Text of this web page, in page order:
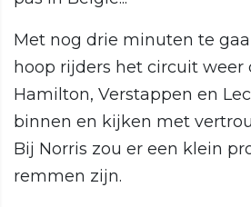
Met nog drie minuten te
hoop rijders het circuit weer
Hamilton, Verstappen en
binnen en kijken met
Bij Norris zou er een klein
remmen zijn.